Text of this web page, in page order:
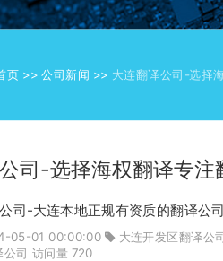
页 >>公司新闻 >> 大连翻译公司-选择
司-选择海权翻译专
司-大连本地正规有资质的翻译公
05-01 00:00:00 大连开发区翻译公
公司 访问量 720